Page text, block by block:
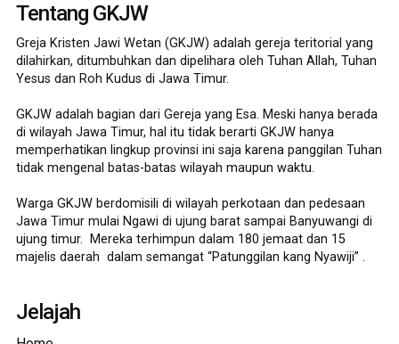
Tentang GKJW
Greja Kristen Jawi Wetan (GKJW) adalah gereja teritorial yang
dilahirkan, ditumbuhkan dan dipelihara oleh Tuhan Allah, Tuhan
Yesus dan Roh Kudus di Jawa Timur.
GKJW adalah bagian dari Gereja yang Esa. Meski hanya berada
di wilayah Jawa Timur, hal itu tidak berarti GKJW hanya
memperhatikan lingkup provinsi ini saja karena panggilan Tuhan
tidak mengenal batas-batas wilayah maupun waktu.
Warga GKJW berdomisili di wilayah perkotaan dan pedesaan
Jawa Timur mulai Ngawi di ujung barat sampai Banyuwangi di
ujung timur. Mereka terhimpun dalam 180 jemaat dan 15
majelis daerah dalam semangat “Patunggilan kang Nyawiji” .
Jelajah